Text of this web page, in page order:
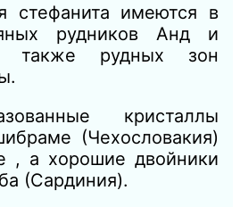
стефанита имеются в
рудников Анд и
также рудных зон
кристаллы
(Чехословакия)
, а хорошие двойники
(Сардиния).